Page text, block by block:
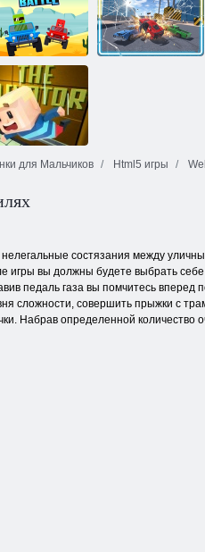
Российский
водитель: Зил
130
Автомобильная
битва
Когама: Лифт
для Мальчиков Html5 игры
состязания между
игры вы должны будете выбрать
педаль газа вы помчитесь вперед
сложности, совершить прыжки с
Набрав определенной количество